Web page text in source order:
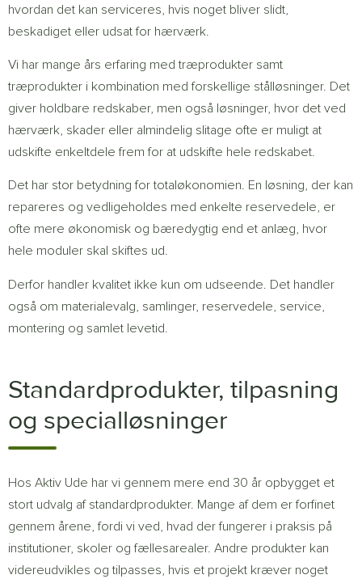
hvordan det kan serviceres, hvis noget bliver slidt,
beskadiget eller udsat for hærværk.
Vi har mange års erfaring med træprodukter samt
træprodukter i kombination med forskellige stålløsninger. Det
giver holdbare redskaber, men også løsninger, hvor det ved
hærværk, skader eller almindelig slitage ofte er muligt at
udskifte enkeltdele frem for at udskifte hele redskabet.
Det har stor betydning for totaløkonomien. En løsning, der kan
repareres og vedligeholdes med enkelte reservedele, er
ofte mere økonomisk og bæredygtig end et anlæg, hvor
hele moduler skal skiftes ud.
Derfor handler kvalitet ikke kun om udseende. Det handler
også om materialevalg, samlinger, reservedele, service,
montering og samlet levetid.
Standardprodukter, tilpasning
og specialløsninger
Hos Aktiv Ude har vi gennem mere end 30 år opbygget et
stort udvalg af standardprodukter. Mange af dem er forfinet
gennem årene, fordi vi ved, hvad der fungerer i praksis på
institutioner, skoler og fællesarealer. Andre produkter kan
videreudvikles og tilpasses, hvis et projekt kræver noget